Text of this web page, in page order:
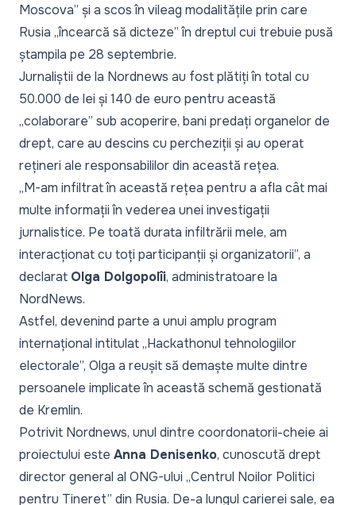
Moscova” și a scos în vileag modalitățile prin care
Rusia „încearcă să dicteze” în dreptul cui trebuie pusă
ștampila pe 28 septembrie.
Jurnaliștii de la Nordnews au fost plătiți în total cu
50.000 de lei și 140 de euro pentru această
„colaborare” sub acoperire, bani predați organelor de
drept, care au descins cu percheziții și au operat
rețineri ale responsabililor din această rețea.
„M-am infiltrat în această rețea pentru a afla cât mai
multe informații în vederea unei investigații
jurnalistice. Pe toată durata infiltrării mele, am
interacționat cu toți participanții și organizatorii”, a
declarat Olga Dolgopolîi, administratoare la
NordNews.
Astfel, devenind parte a unui amplu program
internațional intitulat „Hackathonul tehnologiilor
electorale”, Olga a reușit să demaște multe dintre
persoanele implicate în această schemă gestionată
de Kremlin.
Potrivit Nordnews, unul dintre coordonatorii-cheie ai
proiectului este Anna Denisenko, cunoscută drept
director general al ONG-ului „Centrul Noilor Politici
pentru Tineret” din Rusia. De-a lungul carierei sale, ea